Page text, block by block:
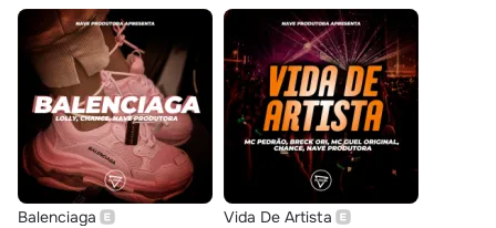
Balenciaga Vida De Artista